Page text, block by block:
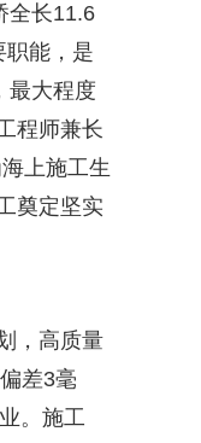
全长11.6
职能，是
最大程度
程师兼长
上施工生
奠定坚实
，高质量
差3毫
。施工